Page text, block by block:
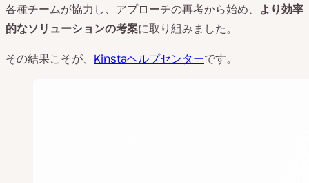
各種チームが協力し、アプローチの再考から始め、 より効率
的なソリューションの考案に取り組みました。
その結果こそが、 Kinstaヘルプセンターです。